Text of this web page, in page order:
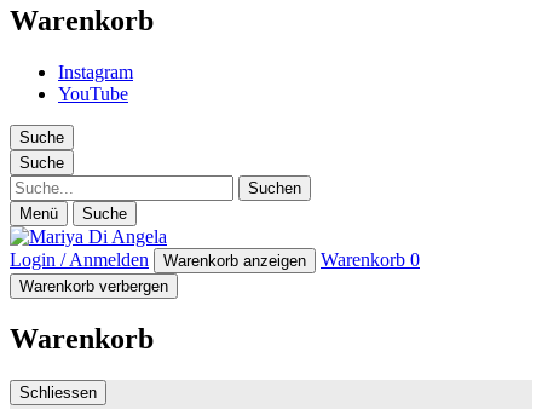
Warenkorb
Instagram
YouTube
Suche
Suche
Suche
Menü Suche
Login / Anmelden Warenkorb anzeigen Warenkorb 0
Warenkorb verbergen
Warenkorb
Schliessen